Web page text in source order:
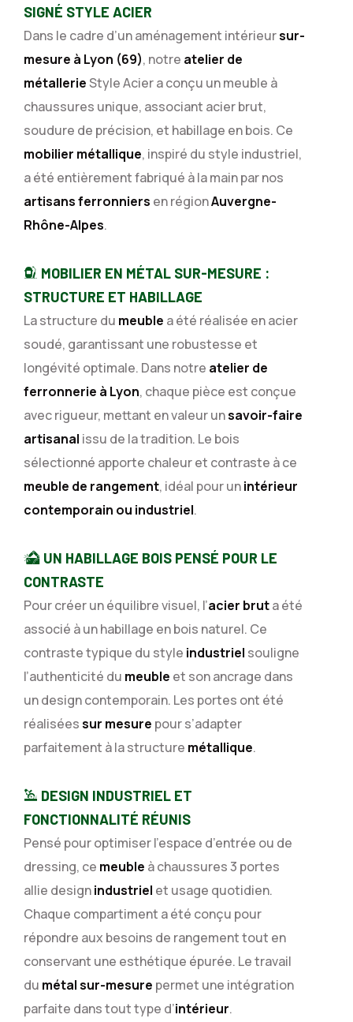
SIGNÉ STYLE ACIER
Dans le cadre d’un aménagement intérieursur-
mesure à Lyon (69), notre atelier de
métallerieStyle Acier a conçu un meuble à
chaussures unique, associant acier brut,
soudure de précision, et habillage en bois. Ce
mobilier métallique, inspiré du style industriel,
a été entièrement fabriqué à la main par nos
artisans ferronniers en régionAuvergne-
Rhône-Alpes.
MOBILIER EN MÉTAL SUR-MESURE :
STRUCTURE ET HABILLAGE
La structure du meuble a été réalisée en acier
soudé, garantissant une robustesse et
longévité optimale. Dans notre atelier de
ferronnerie à Lyon, chaque pièce est conçue
avec rigueur, mettant en valeur unsavoir-faire
artisanal issu de la tradition. Le bois
sélectionné apporte chaleur et contraste à ce
meuble de rangement, idéal pour unintérieur
contemporain ou industriel.
UN HABILLAGE BOIS PENSÉ POUR LE
CONTRASTE
Pour créer un équilibre visuel, l’acier bruta été
associé à un habillage en bois naturel. Ce
contraste typique du style industriel souligne
l’authenticité du meuble et son ancrage dans
un design contemporain. Les portes ont été
réaliséessur mesure pour s’adapter
parfaitement à la structure métallique.
DESIGN INDUSTRIEL ET
FONCTIONNALITÉ RÉUNIS
Pensé pour optimiser l’espace d’entrée ou de
dressing, ce meuble à chaussures 3 portes
allie designindustriel et usage quotidien.
Chaque compartiment a été conçu pour
répondre aux besoins de rangement tout en
conservant une esthétique épurée. Le travail
du métal sur-mesure permet une intégration
parfaite dans tout type d’intérieur.